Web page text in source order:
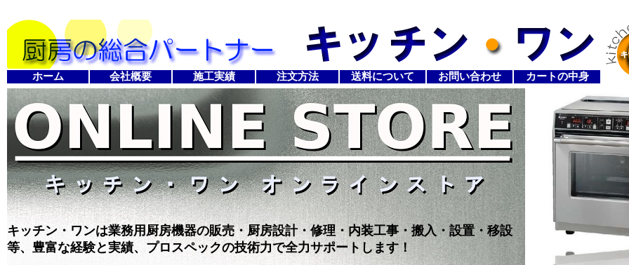
ホーム 会社概要 施工実績 注文方法 送料について お問い合わせ カートの中身
キッチン・ワンは業務用厨房機器の販売・厨房設計・修理・内装工事・搬入・設置・移設
等、豊富な経験と実績、プロスペックの技術力で全力サポートします！